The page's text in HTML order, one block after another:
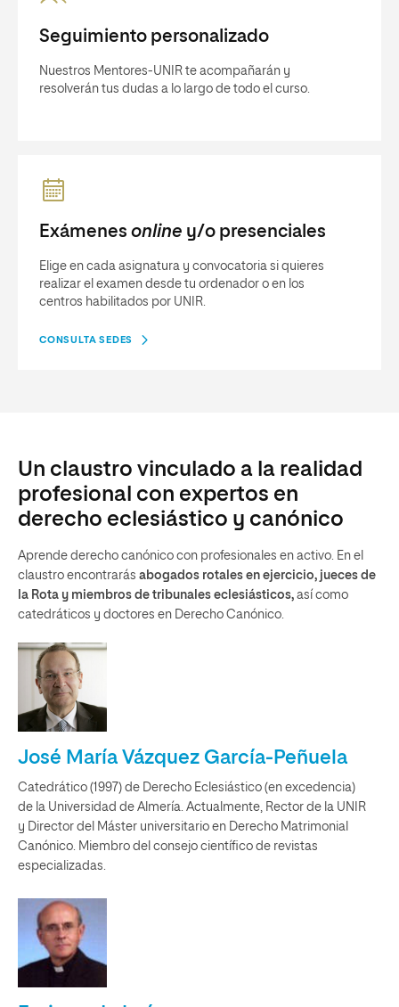
Seguimiento personalizado
Nuestros Mentores-UNIR te acompañarán y
resolverán tus dudas a lo largo de todo el curso.
Exámenes online y/o presenciales
Elige en cada asignatura y convocatoria si quieres
realizar el examen desde tu ordenador o en los
centros habilitados por UNIR.
CONSULTA SEDES
Un claustro vinculado a la realidad
profesional con expertos en
derecho eclesiástico y canónico
Aprende derecho canónico con profesionales en activo. En el
claustro encontrarás abogados rotales en ejercicio, jueces de
la Rota y miembros de tribunales eclesiásticos, así como
catedráticos y doctores en Derecho Canónico.
José María Vázquez García-Peñuela
Catedrático (1997) de Derecho Eclesiástico (en excedencia)
de la Universidad de Almería. Actualmente, Rector de la UNIR
y Director del Máster universitario en Derecho Matrimonial
Canónico. Miembro del consejo científico de revistas
especializadas.